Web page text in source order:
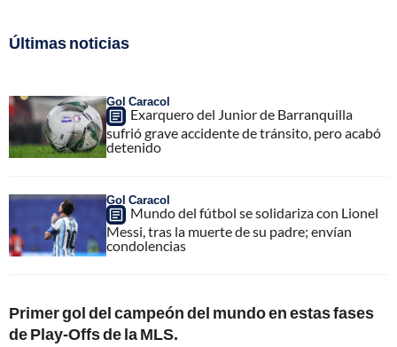
Últimas noticias
Gol Caracol
Exarquero del Junior de Barranquilla
sufrió grave accidente de tránsito, pero acabó
detenido
Gol Caracol
Mundo del fútbol se solidariza con Lionel
Messi, tras la muerte de su padre; envían
condolencias
Primer gol del campeón del mundo en estas fases
de Play-Offs de la MLS.